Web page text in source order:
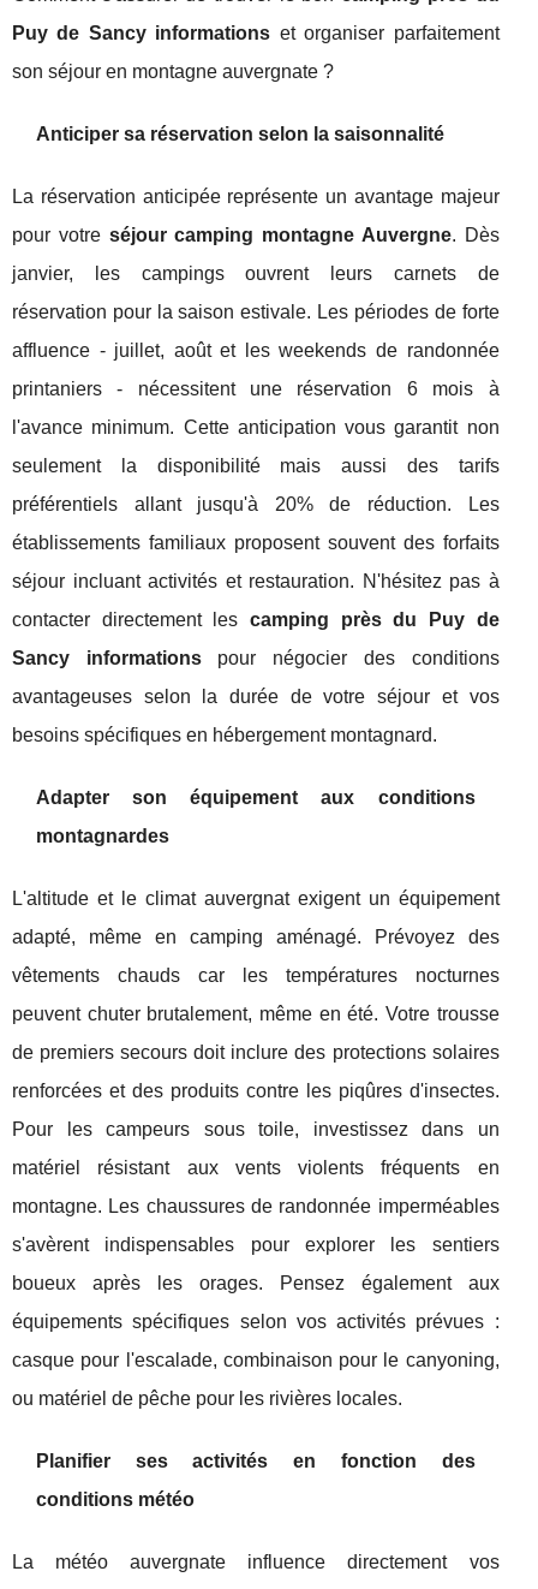
Puy de Sancy informations et organiser parfaitement
son séjour en montagne auvergnate ?
Anticiper sa réservation selon la saisonnalité
La réservation anticipée représente un avantage majeur
pour votre séjour camping montagne Auvergne. Dès
janvier, les campings ouvrent leurs carnets de
réservation pour la saison estivale. Les périodes de forte
affluence - juillet, août et les weekends de randonnée
printaniers - nécessitent une réservation 6 mois à
l'avance minimum. Cette anticipation vous garantit non
seulement la disponibilité mais aussi des tarifs
préférentiels allant jusqu'à 20% de réduction. Les
établissements familiaux proposent souvent des forfaits
séjour incluant activités et restauration. N'hésitez pas à
contacter directement les camping près du Puy de
Sancy informationspour négocier des conditions
avantageuses selon la durée de votre séjour et vos
besoins spécifiques en hébergement montagnard.
Adapter son équipement aux conditions
montagnardes
L'altitude et le climat auvergnat exigent un équipement
adapté, même en camping aménagé. Prévoyez des
vêtements chauds car les températures nocturnes
peuvent chuter brutalement, même en été. Votre trousse
de premiers secours doit inclure des protections solaires
renforcées et des produits contre les piqûres d'insectes.
Pour les campeurs sous toile, investissez dans un
matériel résistant aux vents violents fréquents en
montagne. Les chaussures de randonnée imperméables
s'avèrent indispensables pour explorer les sentiers
boueux après les orages. Pensez également aux
équipements spécifiques selon vos activités prévues :
casque pour l'escalade, combinaison pour le canyoning,
ou matériel de pêche pour les rivières locales.
Planifier ses activités en fonction des
conditions météo
La météo auvergnate influence directement vos